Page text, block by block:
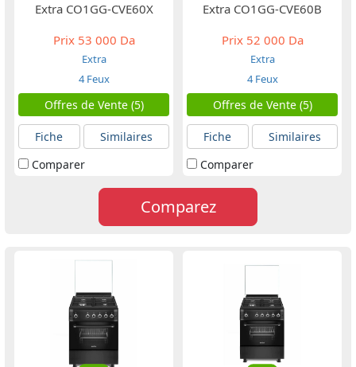
Extra CO1GG-CVE60X
Prix53 000 Da
Extra
4 Feux
Offres de Vente (5)
Fiche
Similaires
Comparer
Extra CO1GG-CVE60B
Prix52 000 Da
Extra
4 Feux
Offres de Vente (5)
Fiche
Similaires
Comparer
Comparez